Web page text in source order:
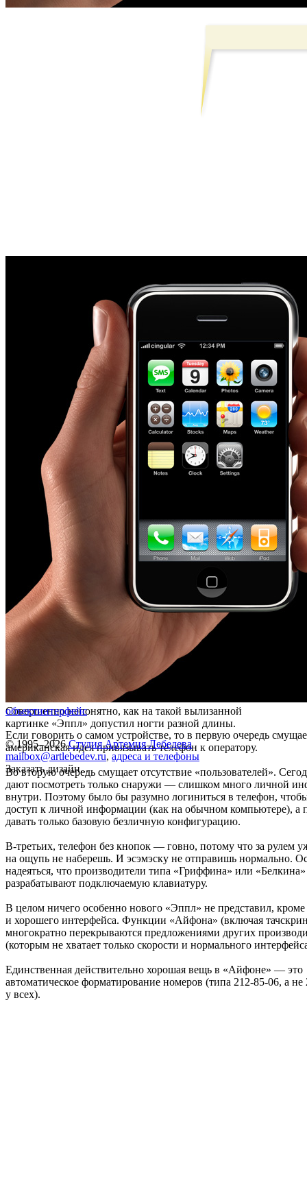
Совершенно непонятно, как на такой вылизанной
картинке «Эппл» допустил ногти разной длины.
Если говорить о самом устройстве, то в первую очередь
американская идея привязывать телефон к оператору.
Во вторую очередь смущает отсутствие «пользователей».
дают посмотреть только снаружи — слишком много личной
внутри. Поэтому было бы разумно логиниться в телефон,
доступ к личной информации (как на обычном компьютере), а
давать только базовую безличную конфигурацию.
В-третьих, телефон без кнопок — говно, потому что за рулем
на ощупь не наберешь. И эсэмэску не отправишь нормально.
надеяться, что производители типа «Гриффина» или
разрабатывают подключаемую клавиатуру.
В целом ничего особенно нового «Эппл» не представил, кроме
и хорошего интерфейса. Функции «Айфона» (включая
многократно перекрываются предложениями других
(которым не хватает только скорости и нормального
Единственная действительно хорошая вещь в «Айфоне» — это
автоматическое форматирование номеров (типа 212-85-06, а не
у всех).
объектинтерфейс
© 1995–2026 Студия Артемия Лебедева
mailbox@artlebedev.ru, адреса и телефоны
Заказать дизайн...